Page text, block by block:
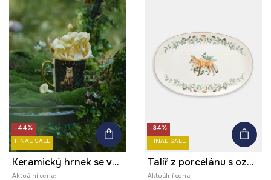
-44%
FINAL SALE
Keramický hrnek se vzorem, 460 ml
Aktuální cena:
-34%
FINAL SALE
Talíř z porcelánu s ozdobným vzorem
Aktuální cena: